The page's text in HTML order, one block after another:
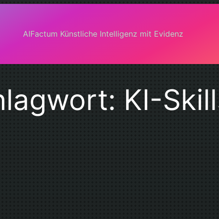
AIFactum Künstliche Intelligenz mit Evidenz
KI-